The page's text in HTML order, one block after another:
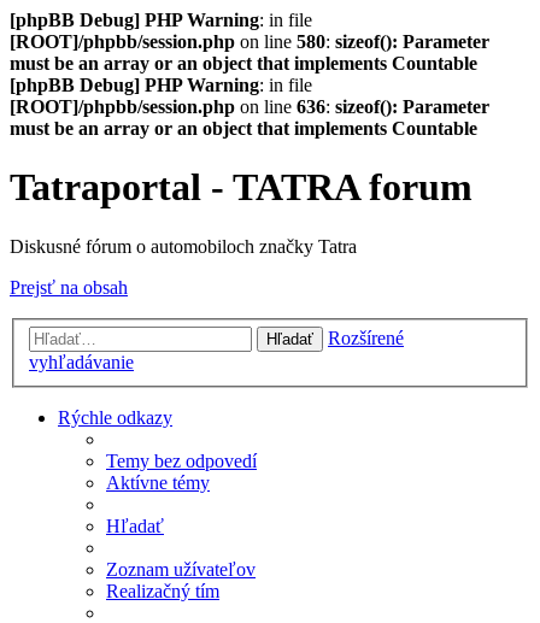
[phpBB Debug] PHP Warning: in file
[ROOT]/phpbb/session.php on line 580: sizeof(): Parameter
must be an array or an object that implements Countable
[phpBB Debug] PHP Warning: in file
[ROOT]/phpbb/session.php on line 636: sizeof(): Parameter
must be an array or an object that implements Countable
Tatraportal - TATRA forum
Diskusné fórum o automobiloch značky Tatra
Prejsť na obsah
Hľadať
Rozšírené
vyhľadávanie
Rýchle odkazy
Temy bez odpovedí
Aktívne témy
Hľadať
Zoznam užívateľov
Realizačný tím